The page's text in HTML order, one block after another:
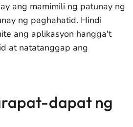
ang mamimili ng patunay ng
ng paghahatid. Hindi
ang aplikasyon hangga't
at natatanggap ang
dapat ng